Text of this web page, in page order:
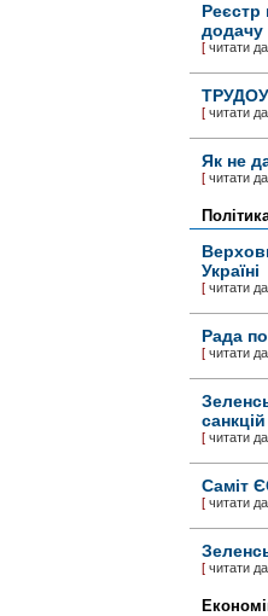
Реєстр
додачу
[ читати
[ читати
Як не
[ читати
Україні
[ читати
Рада
[ читати
[ читати
Саміт
[ читати
[ читати